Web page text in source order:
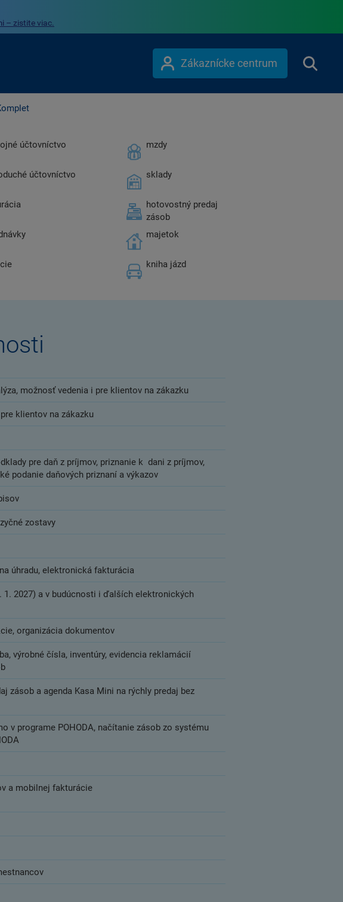
– zistite viac.
Zákaznícke centrum
účtovníctvo
účtovníctvo
mzdy
sklady
hotovostný predaj
zásob
majetok
kniha jázd
možnosť vedenia i pre klientov na zákazku
klientov na zákazku
pre daň z príjmov, priznanie k dani z príjmov,
podanie daňových priznaní a výkazov
zostavy
úhradu, elektronická fakturácia
2027) a v budúcnosti i ďalších elektronických
organizácia dokumentov
výrobné čísla, inventúry, evidencia reklamácií
zásob a agenda Kasa Mini na rýchly predaj bez
v programe POHODA, načítanie zásob zo systému
a mobilnej fakturácie